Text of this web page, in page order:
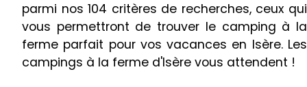
parmi nos 104 critères de recherches, ceux qui
vous permettront de trouver le camping à la
ferme parfait pour vos vacances en Isère. Les
campings à la ferme d'Isère vous attendent !